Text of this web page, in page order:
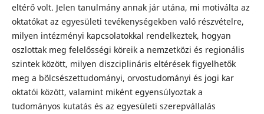
eltérő volt. Jelen tanulmány annak jár utána, mi motiválta az
oktatókat az egyesületi tevékenységekben való részvételre,
milyen intézményi kapcsolatokkal rendelkeztek, hogyan
oszlottak meg felelősségi köreik a nemzetközi és regionális
szintek között, milyen diszciplináris eltérések figyelhetők
meg a bölcsészettudományi, orvostudományi és jogi kar
oktatói között, valamint miként egyensúlyoztak a
tudományos kutatás és az egyesületi szerepvállalás